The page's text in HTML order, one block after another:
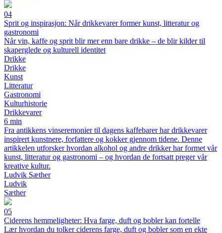
04
Sprit og inspirasjon: Når drikkevarer former kunst, litteratur og
gastronomi
Når vin, kaffe og sprit blir mer enn bare drikke – de blir kilder til
skaperglede og kulturell identitet
Drikke
Drikke
Kunst
Litteratur
Gastronomi
Kulturhistorie
Drikkevarer
6 min
Fra antikkens vinseremonier til dagens kaffebarer har drikkevarer
inspirert kunstnere, forfattere og kokker gjennom tidene. Denne
artikkelen utforsker hvordan alkohol og andre drikker har formet vår
kunst, litteratur og gastronomi – og hvordan de fortsatt preger vår
kreative kultur.
Ludvik Sæther
Ludvik
Sæther
05
Ciderens hemmeligheter: Hva farge, duft og bobler kan fortelle
Lær hvordan du tolker ciderens farge, duft og bobler som en ekte